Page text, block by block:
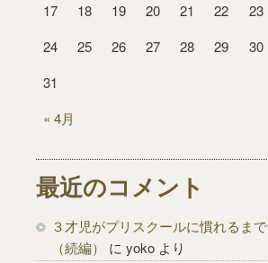
« 4月
17
18 19 20 21 22
23
24
25 26 27 28 29
30
31
最近のコメント
３才児がプリスクールに慣れるまで
（続編）
にyoko より